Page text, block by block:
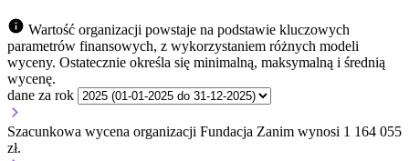
Wartość organizacji powstaje na podstawie kluczowych
parametrów finansowych, z wykorzystaniem różnych modeli
wyceny. Ostatecznie określa się minimalną, maksymalną i średnią
wycenę.
dane za rok
Szacunkowa wycena organizacji Fundacja Zanim wynosi 1 164 055
zł.